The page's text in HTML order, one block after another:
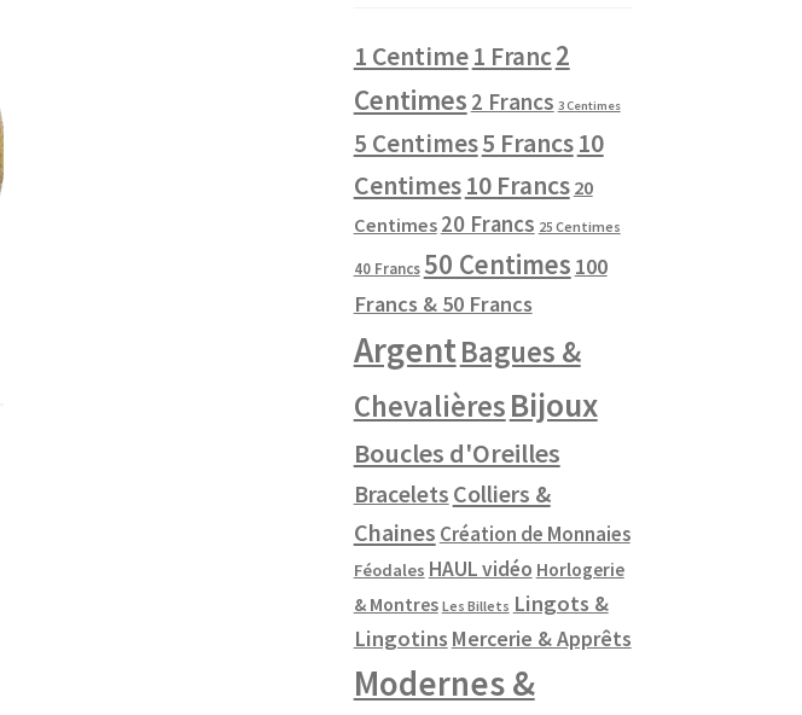
1 Centime1 Franc2
Centimes 2 Francs 3 Centimes
5 Centimes5 Francs10
Centimes10 Francs 20
Centimes 20 Francs 25 Centimes
40 Francs 50 Centimes 100
Francs & 50 Francs
ArgentBagues &
ChevalièresBijoux
Boucles d'Oreilles
Bracelets Colliers &
Chaines Création de Monnaies
Féodales HAUL vidéo Horlogerie
& Montres Les Billets Lingots &
Lingotins Mercerie & Apprêts
Modernes &